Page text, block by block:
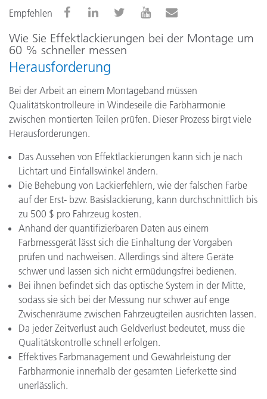
Empfehlen
Wie Sie Effektlackierungen bei der Montage um
60 % schneller messen
Herausforderung
Bei der Arbeit an einem Montageband müssen
Qualitätskontrolleure in Windeseile die Farbharmonie
zwischen montierten Teilen prüfen. Dieser Prozess birgt viele
Herausforderungen.
Das Aussehen von Effektlackierungen kann sich je nach
Lichtart und Einfallswinkel ändern.
Die Behebung von Lackierfehlern, wie der falschen Farbe
auf der Erst- bzw. Basislackierung, kann durchschnittlich bis
zu 500 $ pro Fahrzeug kosten.
Anhand der quantifizierbaren Daten aus einem
Farbmessgerät lässt sich die Einhaltung der Vorgaben
prüfen und nachweisen. Allerdings sind ältere Geräte
schwer und lassen sich nicht ermüdungsfrei bedienen.
Bei ihnen befindet sich das optische System in der Mitte,
sodass sie sich bei der Messung nur schwer auf enge
Zwischenräume zwischen Fahrzeugteilen ausrichten lassen.
Da jeder Zeitverlust auch Geldverlust bedeutet, muss die
Qualitätskontrolle schnell erfolgen.
Effektives Farbmanagement und Gewährleistung der
Farbharmonie innerhalb der gesamten Lieferkette sind
unerlässlich.